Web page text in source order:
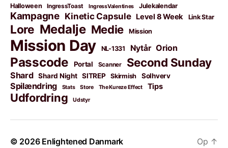
Halloween
IngressToast IngressValentines Julekalendar
Kampagne Kinetic Capsule Level 8 Week Link Star
Lore Medalje Medie Mission
Mission Day NL-1331 Nytår Orion
Passcode Portal Scanner Second Sunday
Shard Shard Night SITREP Skirmish Solhverv
Spilændring Stats Store The Kureze Effect Tips
Udfordring Udstyr
© 2026 Enlightened Danmark Op ↑